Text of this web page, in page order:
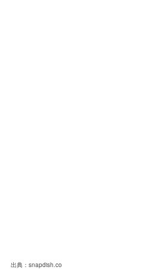
出典：snapdish.co